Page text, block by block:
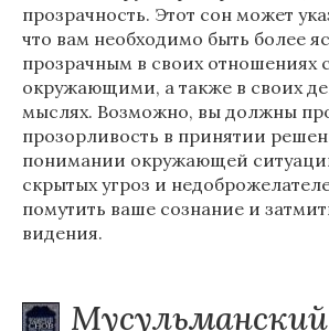
прозрачность. Этот сон может
что вам необходимо быть более
прозрачным в своих отношениях с
окружающими, а также в своих
мыслях. Возможно, вы должны
прозорливость в принятии
понимании окружающей
скрытых угроз и
помутить ваше сознание и
видения.